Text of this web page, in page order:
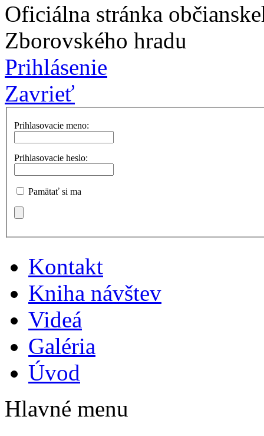
Oficiálna stránka
Zborovského hradu
Prihlásenie
Zavrieť
Prihlasovacie meno:
Prihlasovacie heslo:
Pamätať si ma
Kontakt
Kniha návštev
Videá
Galéria
Úvod
Hlavné menu